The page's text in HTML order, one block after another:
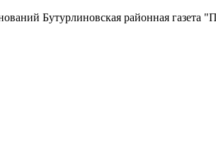
Бутурлиновская